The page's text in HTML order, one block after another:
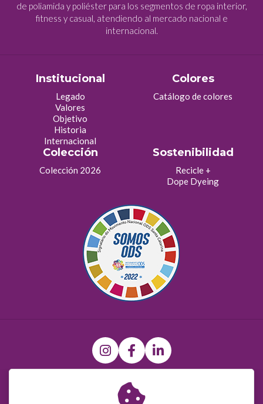
de poliamida y poliéster para los segmentos de ropa interior,
fitness y casual, atendiendo al mercado nacional e
internacional.
Institucional
Legado
Valores
Objetivo
Historia
Internacional
Colección
Colección 2026
Colores
Catálogo de colores
Sostenibilidad
Recicle +
Dope Dyeing
(47) 9 9697-0679